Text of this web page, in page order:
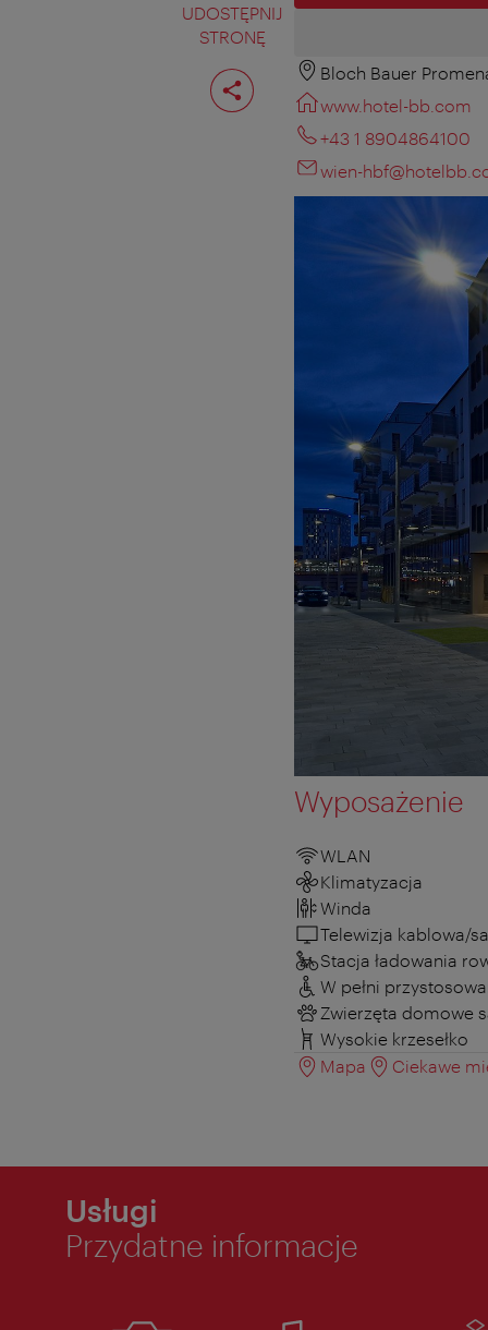
UDOSTĘPNIJ
STRONĘ
Podziel
stronę
Bloch Bauer
www.hotel-bb.com
+43 1 8904864100
wien-
Wyposażenie
WLAN
Klimatyzacja
Winda
Telewizja kablowa/
Stacja ładowania
W pełni
Zwierzęta domowe
Wysokie krzesełko
Mapa
Ciekawe
Usługi
Przydatne informacje